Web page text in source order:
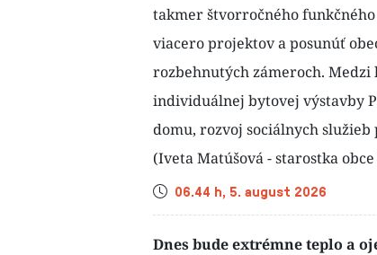
Čas
06.44 h, 5. august 2026
takmer štvorročného
viacero projektov a posunúť
rozbehnutých zámeroch.
individuálnej bytovej výstavby
domu, rozvoj sociálnych
(Iveta Matúšová - starostka obce
Dnes bude extrémne teplo a